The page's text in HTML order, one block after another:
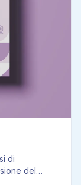
di
del